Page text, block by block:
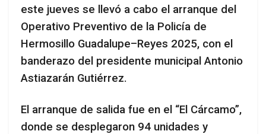
este jueves se llevó a cabo el arranque del
Operativo Preventivo de la Policía de
Hermosillo Guadalupe–Reyes 2025, con el
banderazo del presidente municipal Antonio
Astiazarán Gutiérrez.
El arranque de salida fue en el “El Cárcamo”,
donde se desplegaron 94 unidades y